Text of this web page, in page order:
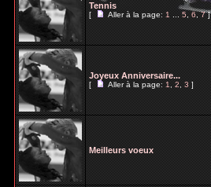
Tennis
[ Aller à la page:1...5,6,7]
Joyeux Anniversaire...
[ Aller à la page:1,2,3]
Meilleurs voeux